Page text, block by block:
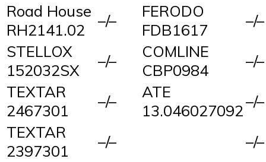
Road House
RH2141.02
–/–
FERODO
FDB1617
–/–
STELLOX
152032SX
–/–
COMLINE
CBP0984
–/–
TEXTAR
2467301
–/–
ATE
13.046027092–/–
TEXTAR
2397301
–/–
–/–